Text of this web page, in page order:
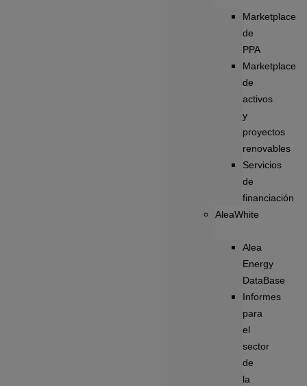
Marketplace
de
PPA
Marketplace
de
activos
y
proyectos
renovables
Servicios
de
financiación
AleaWhite
Alea
Energy
DataBase
Informes
para
el
sector
de
la